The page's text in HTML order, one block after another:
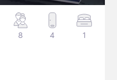
8 4 1